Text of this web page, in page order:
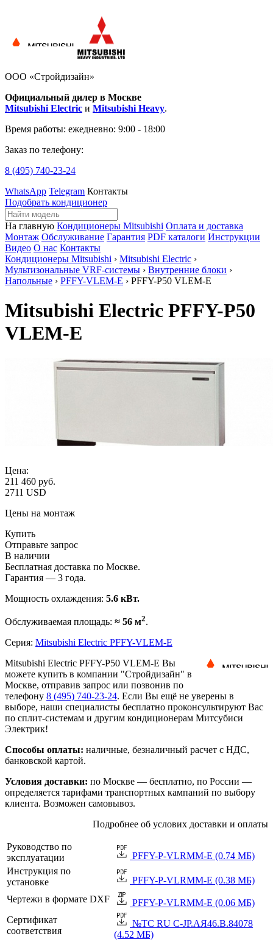
ООО «Стройдизайн»
Официальный дилер в Москве
Mitsubishi Electric и Mitsubishi Heavy.
Время работы: ежедневно: 9:00 - 18:00
Заказ по телефону:
8 (495) 740-23-24
WhatsApp Telegram Контакты
Подобрать кондиционер
На главную Кондиционеры Mitsubishi Оплата и доставка
Монтаж Обслуживание Гарантия PDF каталоги Инструкции
Видео О нас Контакты
Кондиционеры Mitsubishi › Mitsubishi Electric ›
Мультизональные VRF-системы › Внутренние блоки ›
Напольные › PFFY-VLEM-E › PFFY-P50 VLEM-E
Mitsubishi Electric PFFY-P50
VLEM-E
Цена:
211 460 руб.
2711 USD
Цены на монтаж
Купить
Отправьте запрос
В наличии
Бесплатная доставка по Москве.
Гарантия — 3 года.
Мощность охлаждения: 5.6 кВт.
Обслуживаемая площадь: ≈ 56 м2.
Серия: Mitsubishi Electric PFFY-VLEM-E
Mitsubishi Electric PFFY-P50 VLEM-E Вы
можете купить в компании "Стройдизайн" в
Москве, отправив запрос или позвонив по
телефону 8 (495) 740-23-24. Если Вы ещё не уверены в
выборе, наши специалисты бесплатно проконсультируют Вас
по сплит-системам и другим кондиционерам Митсубиси
Электрик!
Способы оплаты: наличные, безналичный расчет с НДС,
банковской картой.
Условия доставки: по Москве — бесплатно, по России —
определяется тарифами транспортных кампаний по выбору
клиента. Возможен самовывоз.
Подробнее об услових доставки и оплаты
Руководство по
эксплуатации
PFFY-P-VLRMM-E (0.74 МБ)
Инструкция по
установке
PFFY-P-VLRMM-E (0.38 МБ)
Чертежи в формате DXF
PFFY-P-VLRMM-E (0.06 МБ)
Сертификат
соответствия
№TC RU C-JP.АЯ46.B.84078
(4.52 МБ)